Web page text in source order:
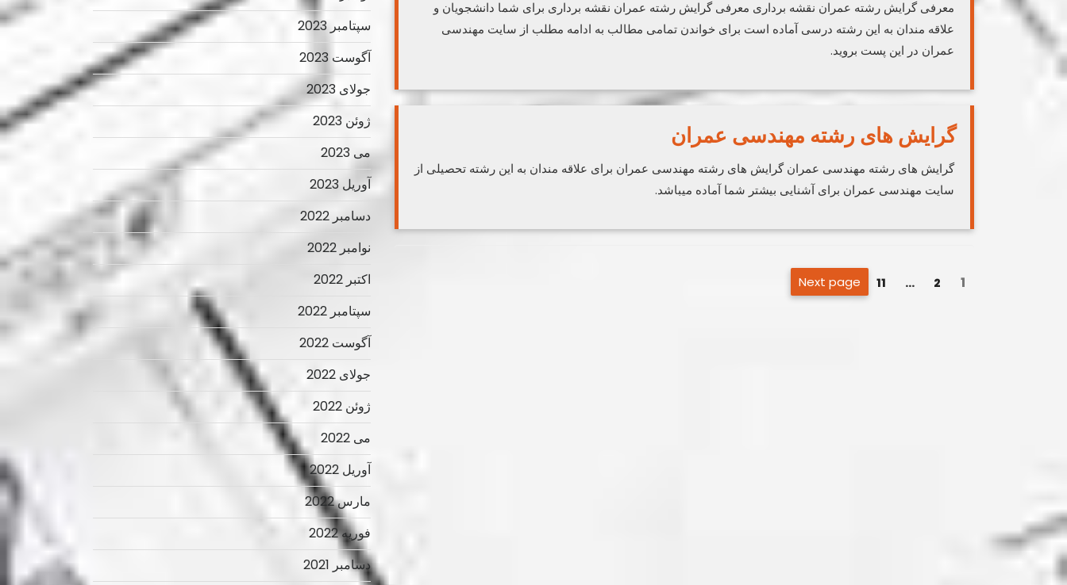
معرفی گرایش رشته عمران نقشه برداری معرفی گرایش رشته عمران نقشه برداری برای شما دانشجویان و
علاقه مندان به این رشته درسی آماده است برای خواندن تمامی مطالب به ادامه مطلب از سایت مهندسی
عمران در این پست بروید.
گرایش های رشته مهندسی عمران
گرایش های رشته مهندسی عمران گرایش های رشته مهندسی عمران برای علاقه مندان به این رشته تحصیلی از
سایت مهندسی عمران برای آشنایی بیشتر شما آماده میباشد.
صفحه‌بندی
Page
1
Page
2
…
Page
11
Next page
سپتامبر 2023
آگوست 2023
جولای 2023
ژوئن 2023
می 2023
آوریل 2023
دسامبر 2022
نوامبر 2022
اکتبر 2022
سپتامبر 2022
آگوست 2022
جولای 2022
ژوئن 2022
می 2022
آوریل 2022
مارس 2022
فوریه 2022
دسامبر 2021